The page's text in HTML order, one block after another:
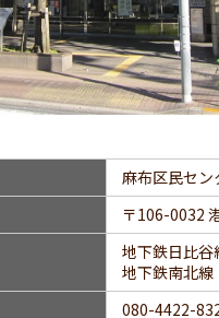
麻布区民セン
〒106-0032
地下鉄日比
地下鉄南北
080-4422-